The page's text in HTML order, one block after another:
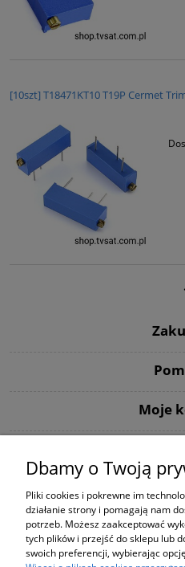
[10szt] T18471KT10 T19P Cermet
Moje
Szczegółowe
PODANE CENY NA STRONIE
POŚREDNICTWEM
Using the storemeans
see our
Dbamy o Twoją
Pliki cookies i pokrewne im
działanie strony i pomagają nam
potrzeb. Możesz zaakceptować
tych plików i przejść do sklepu lub
swoich preferencji, wybierając